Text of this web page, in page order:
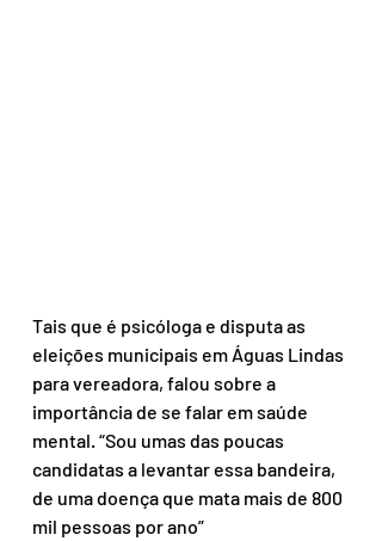
Tais que é psicóloga e disputa as
eleições municipais em Águas Lindas
para vereadora, falou sobre a
importância de se falar em saúde
mental. “Sou umas das poucas
candidatas a levantar essa bandeira,
de uma doença que mata mais de 800
mil pessoas por ano”